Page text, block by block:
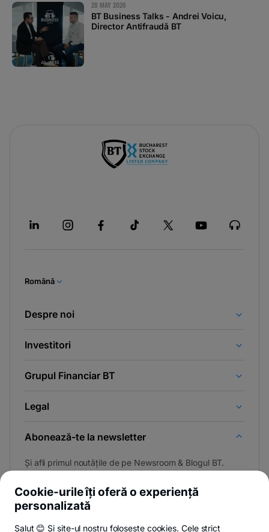
28 MAY 2026
BT Business Talks - Andrei Voicu,
Director Antifraudă BT
Română
Despre noi
Investitori
Grupul Financiar BT
Legal
Abonează-te la newsletter
Și afli primul noutățile de pe Newsroom & Blogul BT.
Cookie-urile îți oferă o experiență
personalizată
Salut 😊 Și site-ul nostru folosește cookies. Cele strict